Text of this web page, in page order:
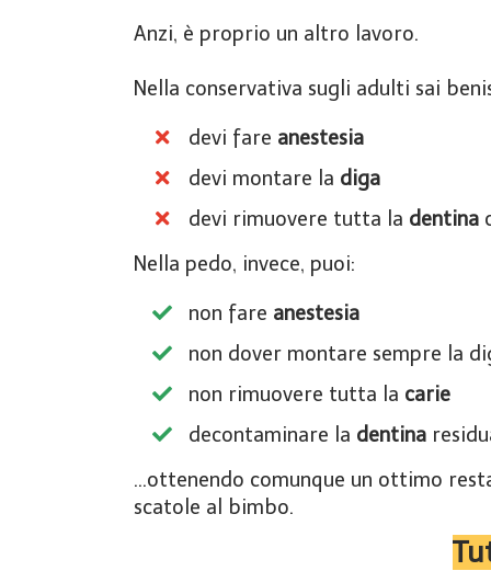
Anzi, è proprio un altro lavoro.
Nella conservativa sugli adulti sai
devi fare anestesia
devi montare la diga
devi rimuovere tutta la dentina
Nella pedo, invece, puoi:
non fare anestesia
non dover montare sempre la
non rimuovere tutta la carie
​decontaminare la dentina
...ottenendo comunque un ottimo
scatole al bimbo.